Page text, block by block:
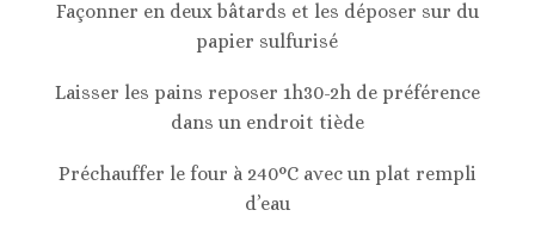
Façonner en deux bâtards et les déposer sur du
papier sulfurisé
Laisser les pains reposer 1h30-2h de préférence
dans un endroit tiède
Préchauffer le four à 240°C avec un plat rempli
d’eau